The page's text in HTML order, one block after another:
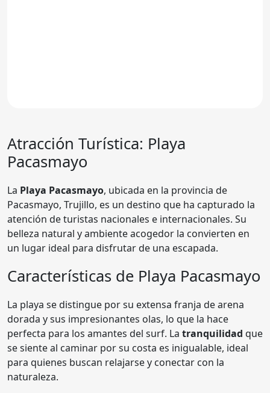
Atracción Turística: Playa
Pacasmayo
La Playa Pacasmayo, ubicada en la provincia de
Pacasmayo, Trujillo, es un destino que ha capturado la
atención de turistas nacionales e internacionales. Su
belleza natural y ambiente acogedor la convierten en
un lugar ideal para disfrutar de una escapada.
Características de Playa Pacasmayo
La playa se distingue por su extensa franja de arena
dorada y sus impresionantes olas, lo que la hace
perfecta para los amantes del surf. La tranquilidad que
se siente al caminar por su costa es inigualable, ideal
para quienes buscan relajarse y conectar con la
naturaleza.